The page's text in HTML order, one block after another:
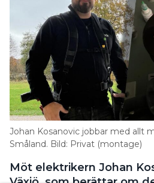
Johan Kosanovic jobbar med allt
Småland. Bild: Privat (montage)
Möt elektrikern Johan